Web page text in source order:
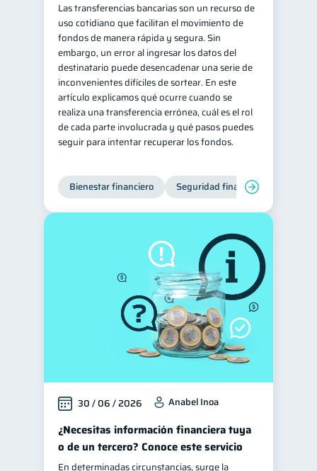
Las transferencias bancarias son un recurso de
uso cotidiano que facilitan el movimiento de
fondos de manera rápida y segura. Sin
embargo, un error al ingresar los datos del
destinatario puede desencadenar una serie de
inconvenientes difíciles de sortear. En este
artículo explicamos qué ocurre cuando se
realiza una transferencia errónea, cuál es el rol
de cada parte involucrada y qué pasos puedes
seguir para intentar recuperar los fondos.
Bienestar financiero Seguridad financiera
30 / 06 / 2026 Anabel Inoa
¿Necesitas información financiera tuya
o de un tercero? Conoce este servicio
En determinadas circunstancias, surge la